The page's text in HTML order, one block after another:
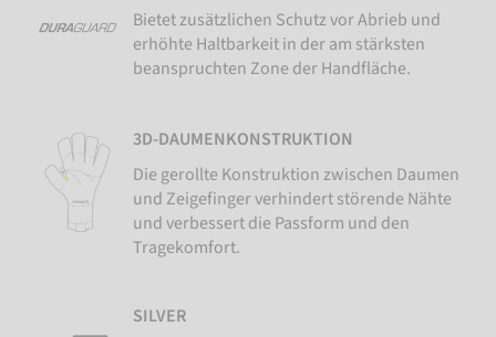
Bietet zusätzlichen Schutz vor Abrieb und
erhöhte Haltbarkeit in der am stärksten
beanspruchten Zone der Handfläche.
3D-DAUMENKONSTRUKTION
Die gerollte Konstruktion zwischen Daumen
und Zeigefinger verhindert störende Nähte
und verbessert die Passform und den
Tragekomfort.
SILVER